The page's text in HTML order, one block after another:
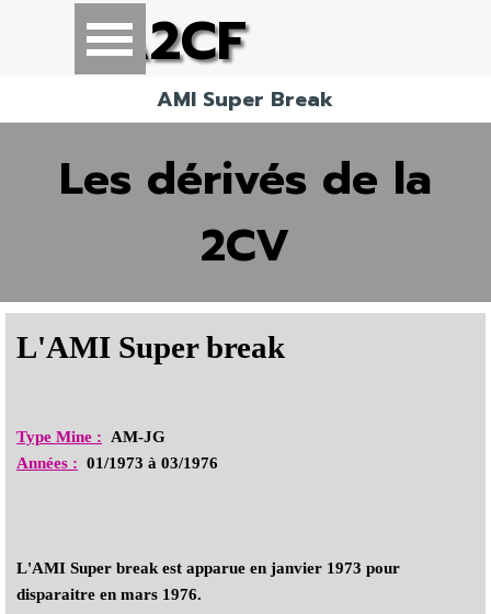
Aller au contenuA2CF
Sauter le menu
AMI Super Break
Les dérivés de la
2CV
L'AMI Super break
Type Mine :
AM-JG
Années : 01/1973 à 03/1976
L'AMI Super break est apparue en janvier 1973 pour
disparaitre en mars 1976.